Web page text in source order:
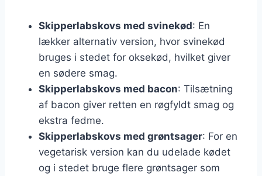
Skipperlabskovs med svinekød: En
lækker alternativ version, hvor svinekød
bruges i stedet for oksekød, hvilket giver
en sødere smag.
Skipperlabskovs med bacon: Tilsætning
af bacon giver retten en røgfyldt smag og
ekstra fedme.
Skipperlabskovs med grøntsager: For en
vegetarisk version kan du udelade kødet
og i stedet bruge flere grøntsager som